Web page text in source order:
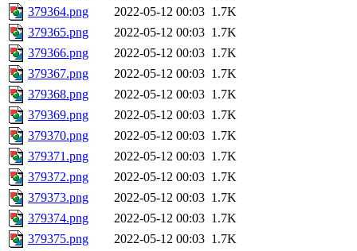
379364.png
2022-05-12 00:03 1.7K
379365.png
2022-05-12 00:03 1.7K
379366.png
2022-05-12 00:03 1.7K
379367.png
2022-05-12 00:03 1.7K
379368.png
2022-05-12 00:03 1.7K
379369.png
2022-05-12 00:03 1.7K
379370.png
2022-05-12 00:03 1.7K
379371.png
2022-05-12 00:03 1.7K
379372.png
2022-05-12 00:03 1.7K
379373.png
2022-05-12 00:03 1.7K
379374.png
2022-05-12 00:03 1.7K
379375.png
2022-05-12 00:03 1.7K